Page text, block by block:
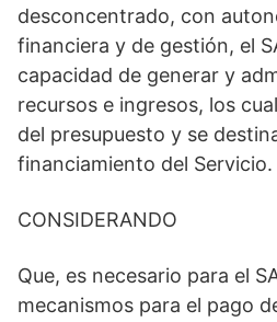
desconcentrado, con
financiera y de gestión, el
capacidad de generar y
recursos e ingresos, los
del presupuesto y se
financiamiento del Servicio.
CONSIDERANDO
Que, es necesario para el
mecanismos para el pago